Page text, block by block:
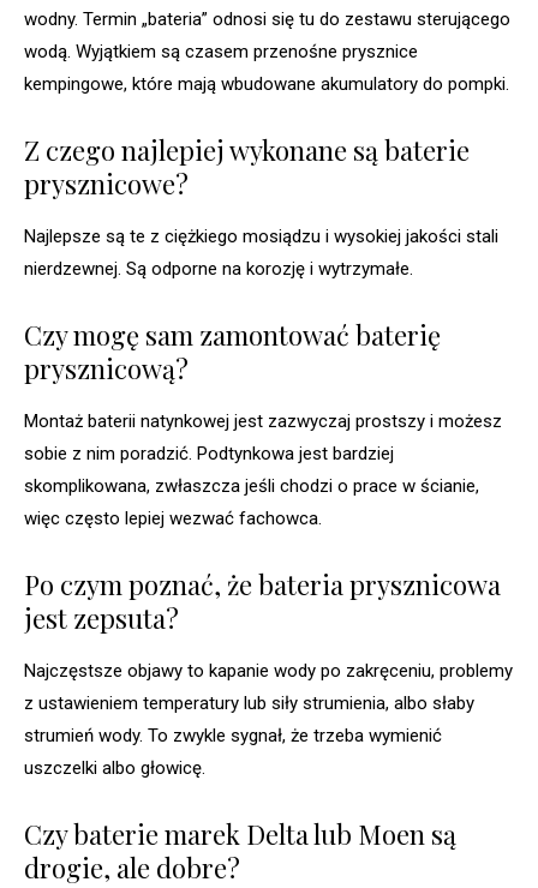
wodny. Termin „bateria” odnosi się tu do zestawu sterującego
wodą. Wyjątkiem są czasem przenośne prysznice
kempingowe, które mają wbudowane akumulatory do pompki.
Z czego najlepiej wykonane są baterie
prysznicowe?
Najlepsze są te z ciężkiego mosiądzu i wysokiej jakości stali
nierdzewnej. Są odporne na korozję i wytrzymałe.
Czy mogę sam zamontować baterię
prysznicową?
Montaż baterii natynkowej jest zazwyczaj prostszy i możesz
sobie z nim poradzić. Podtynkowa jest bardziej
skomplikowana, zwłaszcza jeśli chodzi o prace w ścianie,
więc często lepiej wezwać fachowca.
Po czym poznać, że bateria prysznicowa
jest zepsuta?
Najczęstsze objawy to kapanie wody po zakręceniu, problemy
z ustawieniem temperatury lub siły strumienia, albo słaby
strumień wody. To zwykle sygnał, że trzeba wymienić
uszczelki albo głowicę.
Czy baterie marek Delta lub Moen są
drogie, ale dobre?